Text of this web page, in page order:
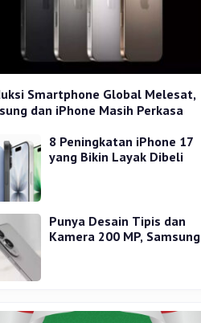
Smartphone Global Melesat,
dan iPhone Masih Perkasa
8 Peningkatan iPhone 17
yang Bikin Layak Dibeli
Punya Desain Tipis dan
Kamera 200 MP, Samsung